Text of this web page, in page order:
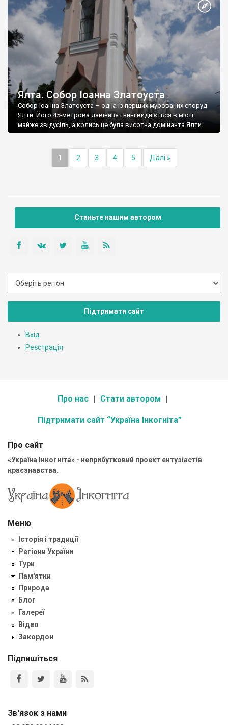
Ялта. Собор Іоанна Златоуста
Собор Іоанна Златоуста – одна із перших мурованих споруд
Ялти. Його 45-метрова дзвіниця і нині видніється в місті
майже звідусіль, а колись це була висотна домінанта Ялти.
1 2 3 4 5 Далі »
Станьте нашим автором
Підтримати сайт
Вхід
Реєстрація
Про нас Стати автором
Підтримати сайт “Україна Інкогніта”
Про сайт
«Україна Інкогніта» - неприбутковий проект ентузіастів
краєзнавства.
Меню
Історія і традиції
Регіони України
Тури
Пам'ятки
Природа
Блог
Галереї
Відео
Закордон
Підпишіться
Зв'язок з нами